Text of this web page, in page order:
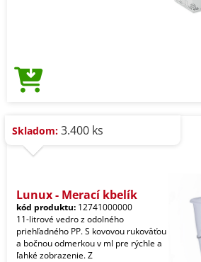
Skladom: 3.400 ks
Lunux - Merací kbelík
kód produktu: 12741000000
11-litrové vedro z odolného
priehľadného PP. S kovovou rukoväťou
a bočnou odmerkou v ml pre rýchle a
ľahké zobrazenie. Z